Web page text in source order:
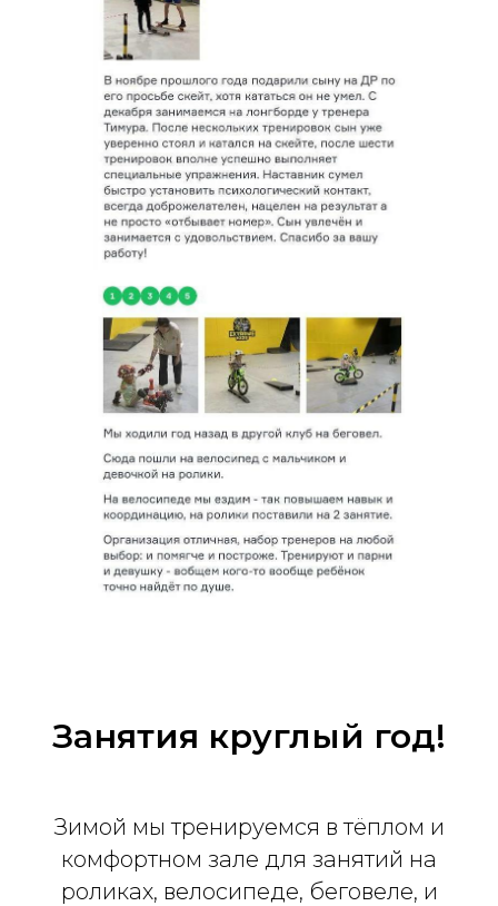
Занятия круглый год!
Зимой мы тренируемся в тёплом и
комфортном зале для занятий на
роликах, велосипеде, беговеле, и